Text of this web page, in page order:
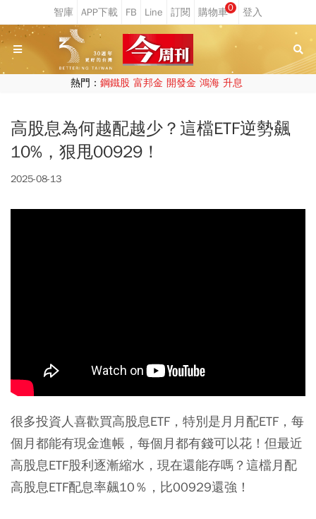
0
熱門： 鋼鐵股 富邦金 開發金 鴻海 升息
高股息為何越配越少？這檔ETF逆勢飆
10%，狠甩00929！
2025-08-13
很多投資人喜歡買高股息ETF，特別是月月配ETF，每
個月都能有現金進帳，每個月都有錢可以花！但最近
高股息ETF股利逐漸縮水，現在還能存嗎？這檔月配
高股息ETF配息率飆10％，比00929還強！